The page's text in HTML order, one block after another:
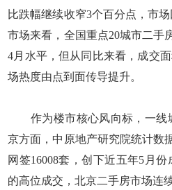
比跌幅继续收窄3个百分点，市
市场来看，全国重点20城市二手
4月水平，但从同比来看，成交
场热度由点到面传导提升。
作为楼市核心风向标，一线
京方面，中原地产研究院统计数
网签16008套，创下近五年5月
的高位成交，北京二手房市场连